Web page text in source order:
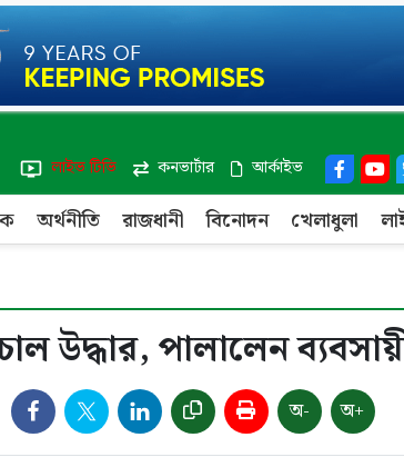
লাইভ টিভি
কনভার্টার আর্কাইভ
অর্থনীতি রাজধানী বিনোদন খেলাধুলা
উদ্ধার, পালালেন
অ- অ+